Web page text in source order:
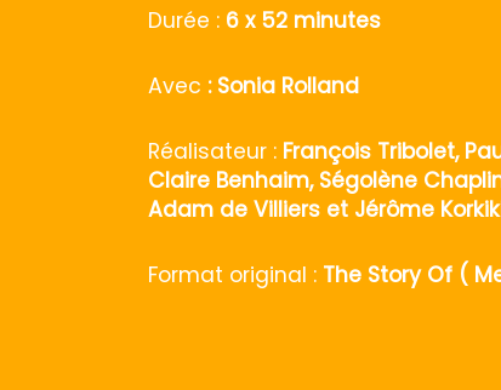
Durée : 6 x 52 minutes
Avec : Sonia Rolland
Réalisateur : François Tribolet,
Claire Benhaim, Ségolène
Adam de Villiers et Jérôme
Format original : The Story Of (